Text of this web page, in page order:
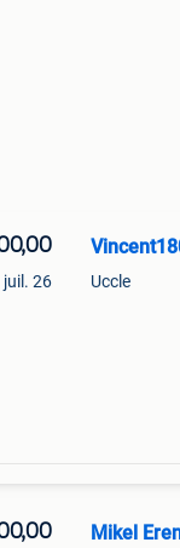
juil. 26 Uccle
Mikel